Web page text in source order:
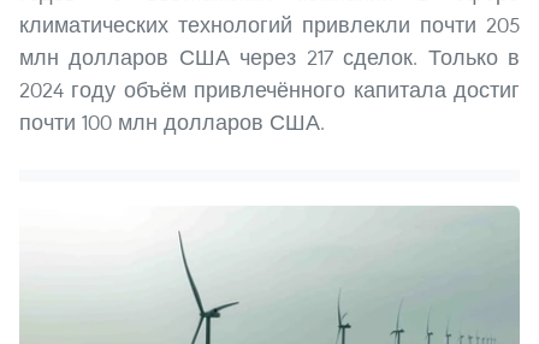
климатических технологий привлекли почти 205
млн долларов США через 217 сделок. Только в
2024 году объём привлечённого капитала достиг
почти 100 млн долларов США.